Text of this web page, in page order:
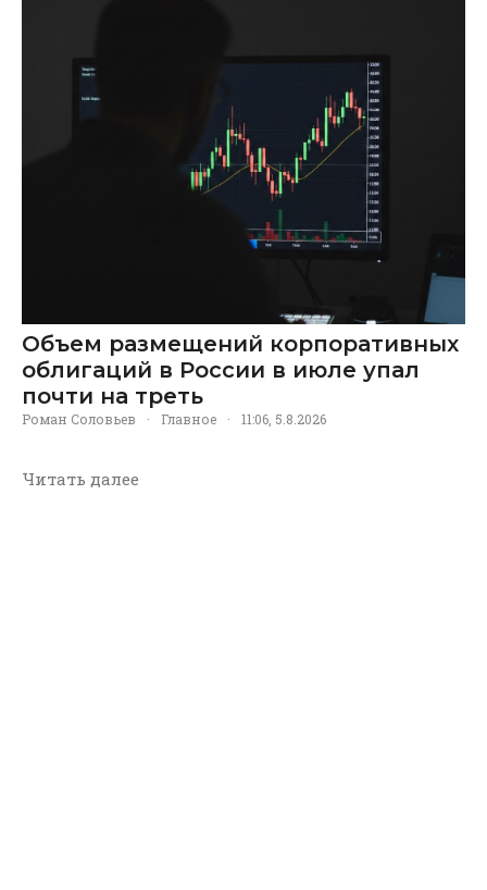
Объем размещений корпоративных
облигаций в России в июле упал
почти на треть
Роман Соловьев · Главное · 11:06, 5.8.2026
Читать далее